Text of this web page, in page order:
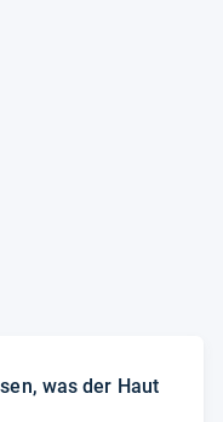
was der Haut